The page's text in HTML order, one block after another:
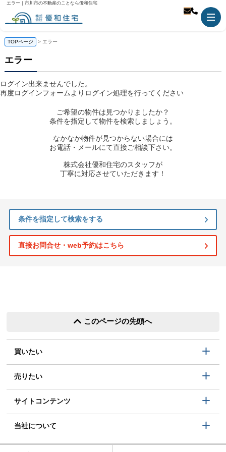
エラー｜市川市の不動産のことなら優和住宅
TOPページ > エラー
エラー
ログイン出来ませんでした。
再度ログインフォームよりログイン処理を行ってください
ご希望の物件は見つかりましたか？
条件を指定して物件を検索しましょう。
なかなか物件が見つからない場合には
お電話・メールにて直接ご相談下さい。
株式会社優和住宅のスタッフが
丁寧に対応させていただきます！
条件を指定して検索をする
直接お問合せ・web予約はこちら
このページの先頭へ
買いたい
売りたい
サイトコンテンツ
当社について